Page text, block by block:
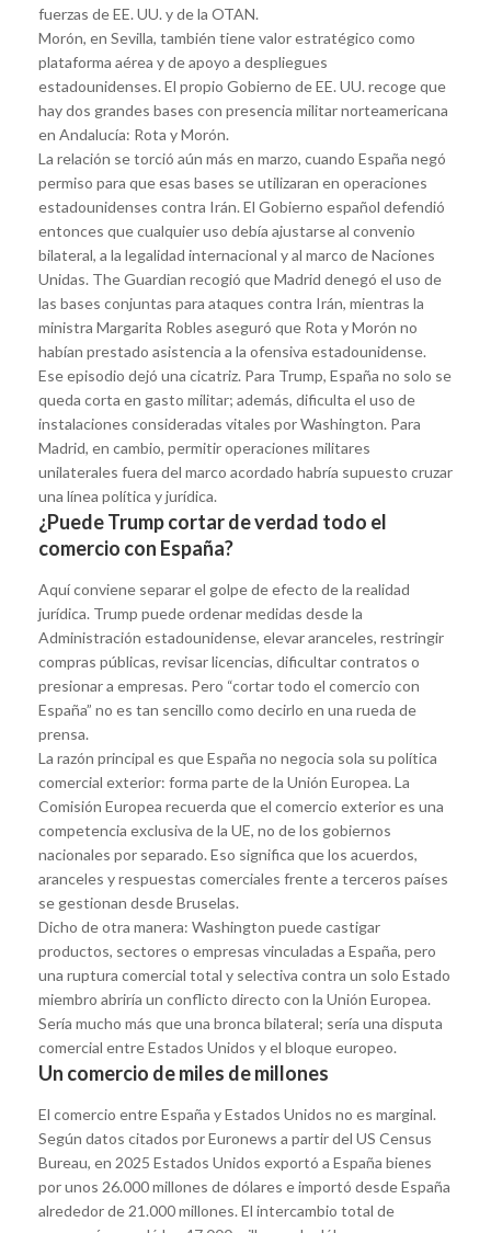
fuerzas de EE. UU. y de la OTAN.
Morón, en Sevilla, también tiene valor estratégico como
plataforma aérea y de apoyo a despliegues
estadounidenses. El propio Gobierno de EE. UU. recoge que
hay dos grandes bases con presencia militar norteamericana
en Andalucía: Rota y Morón.
La relación se torció aún más en marzo, cuando España negó
permiso para que esas bases se utilizaran en operaciones
estadounidenses contra Irán. El Gobierno español defendió
entonces que cualquier uso debía ajustarse al convenio
bilateral, a la legalidad internacional y al marco de Naciones
Unidas. The Guardian recogió que Madrid denegó el uso de
las bases conjuntas para ataques contra Irán, mientras la
ministra Margarita Robles aseguró que Rota y Morón no
habían prestado asistencia a la ofensiva estadounidense.
Ese episodio dejó una cicatriz. Para Trump, España no solo se
queda corta en gasto militar; además, dificulta el uso de
instalaciones consideradas vitales por Washington. Para
Madrid, en cambio, permitir operaciones militares
unilaterales fuera del marco acordado habría supuesto cruzar
una línea política y jurídica.
¿Puede Trump cortar de verdad todo el
comercio con España?
Aquí conviene separar el golpe de efecto de la realidad
jurídica. Trump puede ordenar medidas desde la
Administración estadounidense, elevar aranceles, restringir
compras públicas, revisar licencias, dificultar contratos o
presionar a empresas. Pero “cortar todo el comercio con
España” no es tan sencillo como decirlo en una rueda de
prensa.
La razón principal es que España no negocia sola su política
comercial exterior: forma parte de la Unión Europea. La
Comisión Europea recuerda que el comercio exterior es una
competencia exclusiva de la UE, no de los gobiernos
nacionales por separado. Eso significa que los acuerdos,
aranceles y respuestas comerciales frente a terceros países
se gestionan desde Bruselas.
Dicho de otra manera: Washington puede castigar
productos, sectores o empresas vinculadas a España, pero
una ruptura comercial total y selectiva contra un solo Estado
miembro abriría un conflicto directo con la Unión Europea.
Sería mucho más que una bronca bilateral; sería una disputa
comercial entre Estados Unidos y el bloque europeo.
Un comercio de miles de millones
El comercio entre España y Estados Unidos no es marginal.
Según datos citados por Euronews a partir del US Census
Bureau, en 2025 Estados Unidos exportó a España bienes
por unos 26.000 millones de dólares e importó desde España
alrededor de 21.000 millones. El intercambio total de